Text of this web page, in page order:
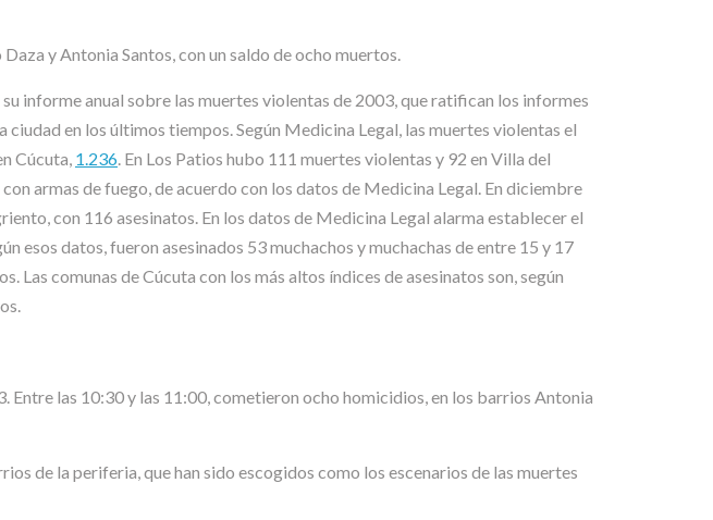
y Antonia Santos, con un saldo de ocho muertos.
informe anual sobre las muertes violentas de 2003, que ratifican los informes
en los últimos tiempos. Según Medicina Legal, las muertes violentas el
Cúcuta, 1.236. En Los Patios hubo 111 muertes violentas y 92 en Villa del
con armas de fuego, de acuerdo con los datos de Medicina Legal. En diciembre
con 116 asesinatos. En los datos de Medicina Legal alarma establecer el
esos datos, fueron asesinados 53 muchachos y muchachas de entre 15 y 17
Las comunas de Cúcuta con los más altos índices de asesinatos son, según
Entre las 10:30 y las 11:00, cometieron ocho homicidios, en los barrios Antonia
de la periferia, que han sido escogidos como los escenarios de las muertes